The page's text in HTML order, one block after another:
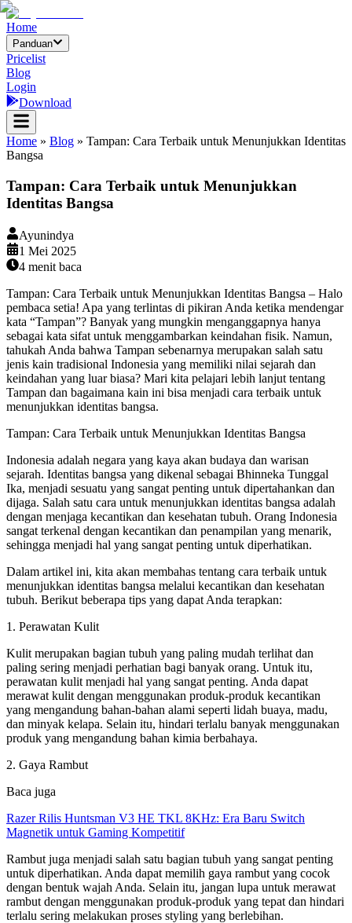
Home
Panduan
Pricelist
Blog
Login
Download
Home » Blog » Tampan: Cara Terbaik untuk Menunjukkan Identitas
Bangsa
Tampan: Cara Terbaik untuk Menunjukkan
Identitas Bangsa
Ayunindya
1 Mei 2025
4 menit baca
Tampan: Cara Terbaik untuk Menunjukkan Identitas Bangsa – Halo
pembaca setia! Apa yang terlintas di pikiran Anda ketika mendengar
kata “Tampan”? Banyak yang mungkin menganggapnya hanya
sebagai kata sifat untuk menggambarkan keindahan fisik. Namun,
tahukah Anda bahwa Tampan sebenarnya merupakan salah satu
jenis kain tradisional Indonesia yang memiliki nilai sejarah dan
keindahan yang luar biasa? Mari kita pelajari lebih lanjut tentang
Tampan dan bagaimana kain ini bisa menjadi cara terbaik untuk
menunjukkan identitas bangsa.
Tampan: Cara Terbaik untuk Menunjukkan Identitas Bangsa
Indonesia adalah negara yang kaya akan budaya dan warisan
sejarah. Identitas bangsa yang dikenal sebagai Bhinneka Tunggal
Ika, menjadi sesuatu yang sangat penting untuk dipertahankan dan
dijaga. Salah satu cara untuk menunjukkan identitas bangsa adalah
dengan menjaga kecantikan dan kesehatan tubuh. Orang Indonesia
sangat terkenal dengan kecantikan dan penampilan yang menarik,
sehingga menjadi hal yang sangat penting untuk diperhatikan.
Dalam artikel ini, kita akan membahas tentang cara terbaik untuk
menunjukkan identitas bangsa melalui kecantikan dan kesehatan
tubuh. Berikut beberapa tips yang dapat Anda terapkan:
1. Perawatan Kulit
Kulit merupakan bagian tubuh yang paling mudah terlihat dan
paling sering menjadi perhatian bagi banyak orang. Untuk itu,
perawatan kulit menjadi hal yang sangat penting. Anda dapat
merawat kulit dengan menggunakan produk-produk kecantikan
yang mengandung bahan-bahan alami seperti lidah buaya, madu,
dan minyak kelapa. Selain itu, hindari terlalu banyak menggunakan
produk yang mengandung bahan kimia berbahaya.
2. Gaya Rambut
Baca juga
Razer Rilis Huntsman V3 HE TKL 8KHz: Era Baru Switch
Magnetik untuk Gaming Kompetitif
Rambut juga menjadi salah satu bagian tubuh yang sangat penting
untuk diperhatikan. Anda dapat memilih gaya rambut yang cocok
dengan bentuk wajah Anda. Selain itu, jangan lupa untuk merawat
rambut dengan menggunakan produk-produk yang tepat dan hindari
terlalu sering melakukan proses styling yang berlebihan.